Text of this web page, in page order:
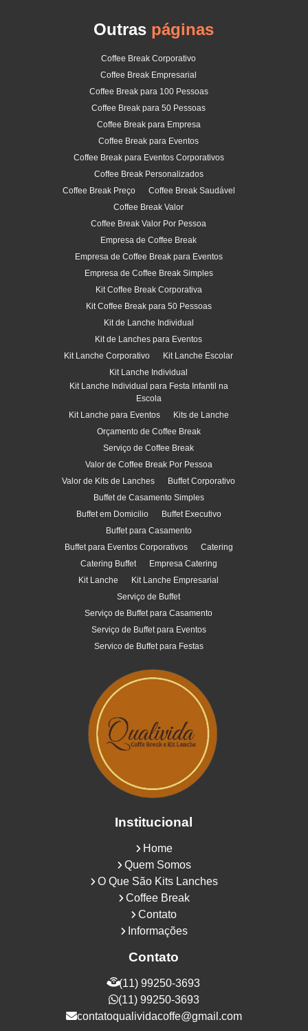
Outras páginas
Coffee Break Corporativo
Coffee Break Empresarial
Coffee Break para 100 Pessoas
Coffee Break para 50 Pessoas
Coffee Break para Empresa
Coffee Break para Eventos
Coffee Break para Eventos Corporativos
Coffee Break Personalizados
Coffee Break Preço
Coffee Break Saudável
Coffee Break Valor
Coffee Break Valor Por Pessoa
Empresa de Coffee Break
Empresa de Coffee Break para Eventos
Empresa de Coffee Break Simples
Kit Coffee Break Corporativa
Kit Coffee Break para 50 Pessoas
Kit de Lanche Individual
Kit de Lanches para Eventos
Kit Lanche Corporativo
Kit Lanche Escolar
Kit Lanche Individual
Kit Lanche Individual para Festa Infantil na
Escola
Kit Lanche para Eventos
Kits de Lanche
Orçamento de Coffee Break
Serviço de Coffee Break
Valor de Coffee Break Por Pessoa
Valor de Kits de Lanches
Buffet Corporativo
Buffet de Casamento Simples
Buffet em Domicilio
Buffet Executivo
Buffet para Casamento
Buffet para Eventos Corporativos
Catering
Catering Buffet
Empresa Catering
Kit Lanche
Kit Lanche Empresarial
Serviço de Buffet
Serviço de Buffet para Casamento
Serviço de Buffet para Eventos
Servico de Buffet para Festas
Institucional
Home
Quem Somos
O Que São Kits Lanches
Coffee Break
Contato
Informações
Contato
(11) 99250-3693
(11) 99250-3693
contatoqualividacoffe@gmail.com